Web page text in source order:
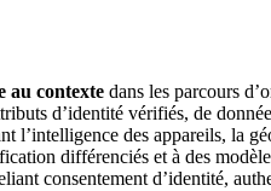
au contexte dans les parcours
d’identité vérifiés, de
l’intelligence des appareils, la
différenciés et à des
consentement d’identité,